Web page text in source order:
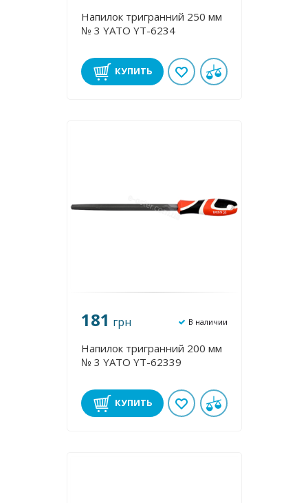
Напилок тригранний 250 мм
№ 3 YATO YT-6234
КУПИТЬ
181 грн В наличии
Напилок тригранний 200 мм
№ 3 YATO YT-62339
КУПИТЬ